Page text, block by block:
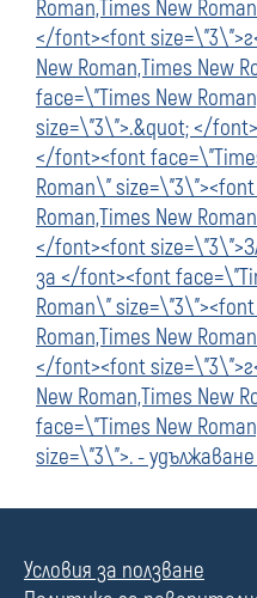
Roman,Times New
</font><font
New Roman,Times New
face=\"Times New
size=\"3\">.&quot; </
</font><font
Roman\"
Roman,Times New
</font><font
за </font><font
Roman\"
Roman,Times New
</font><font
New Roman,Times New
face=\"Times New
size=\"3\">. -
Условия за ползване